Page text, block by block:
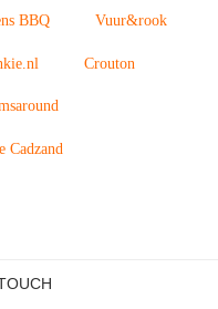
BBQ Vuur&rook
Crouton
Cadzand